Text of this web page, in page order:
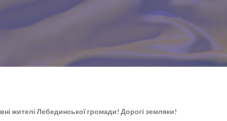
жителі Лебединської громади! Дорогі земляки!